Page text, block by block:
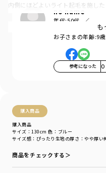
no name
年代:50代
男
お子さまの年齢:9歳
参考になった 0
購入商品
購入商品
サイズ感 ：ぴったり 生地の厚さ ：やや厚い
サイズ：130cm 色：ブルー
商品をチェックする＞
内側にほどよいライト起毛を施した
あったか仕様で大活躍！
「合わせやすい」
布帛生地のような上質な見た目と
カットパンツのやわらかさを
1週間毎日使える万能パンツ！
-----
伸縮性：あり
ウエストゴム調整：可
も